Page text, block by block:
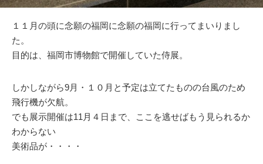
１１月の頭に念願の福岡に念願の福岡に行ってまいりまし
た。
目的は、福岡市博物館で開催していた侍展。
しかしながら9月・１０月と予定は立てたものの台風のため
飛行機が欠航。
でも展示開催は11月４日まで、ここを逃せばもう見られるか
わからない
美術品が・・・・